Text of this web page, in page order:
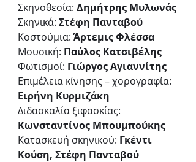
Σκηνοθεσία: Δημήτρης Μυλωνάς
Σκηνικά: Στέφη Πανταβού
Κοστούμια: Άρτεμις Φλέσσα
Μουσική: Παύλος Κατσιβέλης
Φωτισμοί: Γιώργος Αγιαννίτης
Επιμέλεια κίνησης – χορογραφία:
Ειρήνη Κυρμιζάκη
Διδασκαλία ξιφασκίας:
Κωνσταντίνος Μπουμπούκης
Κατασκευή σκηνικού: Γκέντι
Κούση, Στέφη Πανταβού